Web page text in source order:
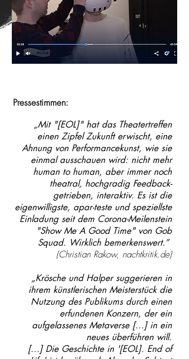
Pressestimmen:
„Mit "[EOL]" hat das Theatertreffen
einen Zipfel Zukunft erwischt, eine
Ahnung von Performancekunst, wie sie
einmal ausschauen wird: nicht mehr
human to human, aber immer noch
theatral, hochgradig Feedback-
getrieben, interaktiv. Es ist die
eigenwilligste, apar-teste und speziellste
Einladung seit dem Corona-Meilenstein
"Show Me A Good Time" von Gob
Squad. Wirklich bemerkenswert.”
(Christian Rakow, nachtkritik.de)
„Krösche und Halper suggerieren in
ihrem künstlerischen Meisterstück die
Nutzung des Publikums durch einen
erfundenen Konzern, der ein
aufgelassenes Metaverse [...] in ein
neues überführen will.
[...] Die Geschichte in '[EOL]. End of